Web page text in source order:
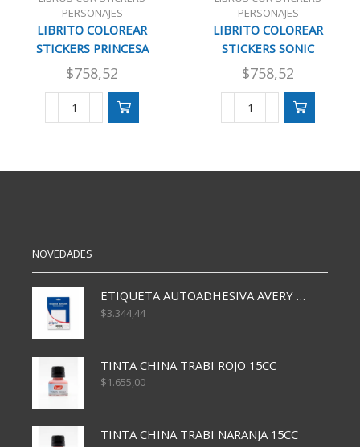
PERSONAJES
LIBRITO COLOREAR
STICKERS PRINCESA
$758,52
LIBRITO
cantidad
PERSONAJES
LIBRITO COLOREAR
STICKERS SONIC
$758,52
LIBRITO
cantidad
NOVEDADES
ETIQUETA AUTOADHESIVA AVERY 3026 30H 20 X 70
$3.344,44
TINTA CHINA TRABI ROJO 15CC
$1.655,00
TINTA CHINA TRABI NARANJA 15CC